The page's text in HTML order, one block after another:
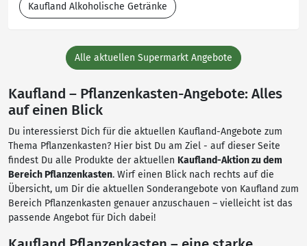
Kaufland Alkoholische Getränke
Alle aktuellen Supermarkt Angebote
Kaufland – Pflanzenkasten-Angebote: Alles
auf einen Blick
Du interessierst Dich für die aktuellen Kaufland-Angebote zum
Thema Pflanzenkasten? Hier bist Du am Ziel - auf dieser Seite
findest Du alle Produkte der aktuellen Kaufland-Aktion zu dem
Bereich Pflanzenkasten. Wirf einen Blick nach rechts auf die
Übersicht, um Dir die aktuellen Sonderangebote von Kaufland zum
Bereich Pflanzenkasten genauer anzuschauen – vielleicht ist das
passende Angebot für Dich dabei!